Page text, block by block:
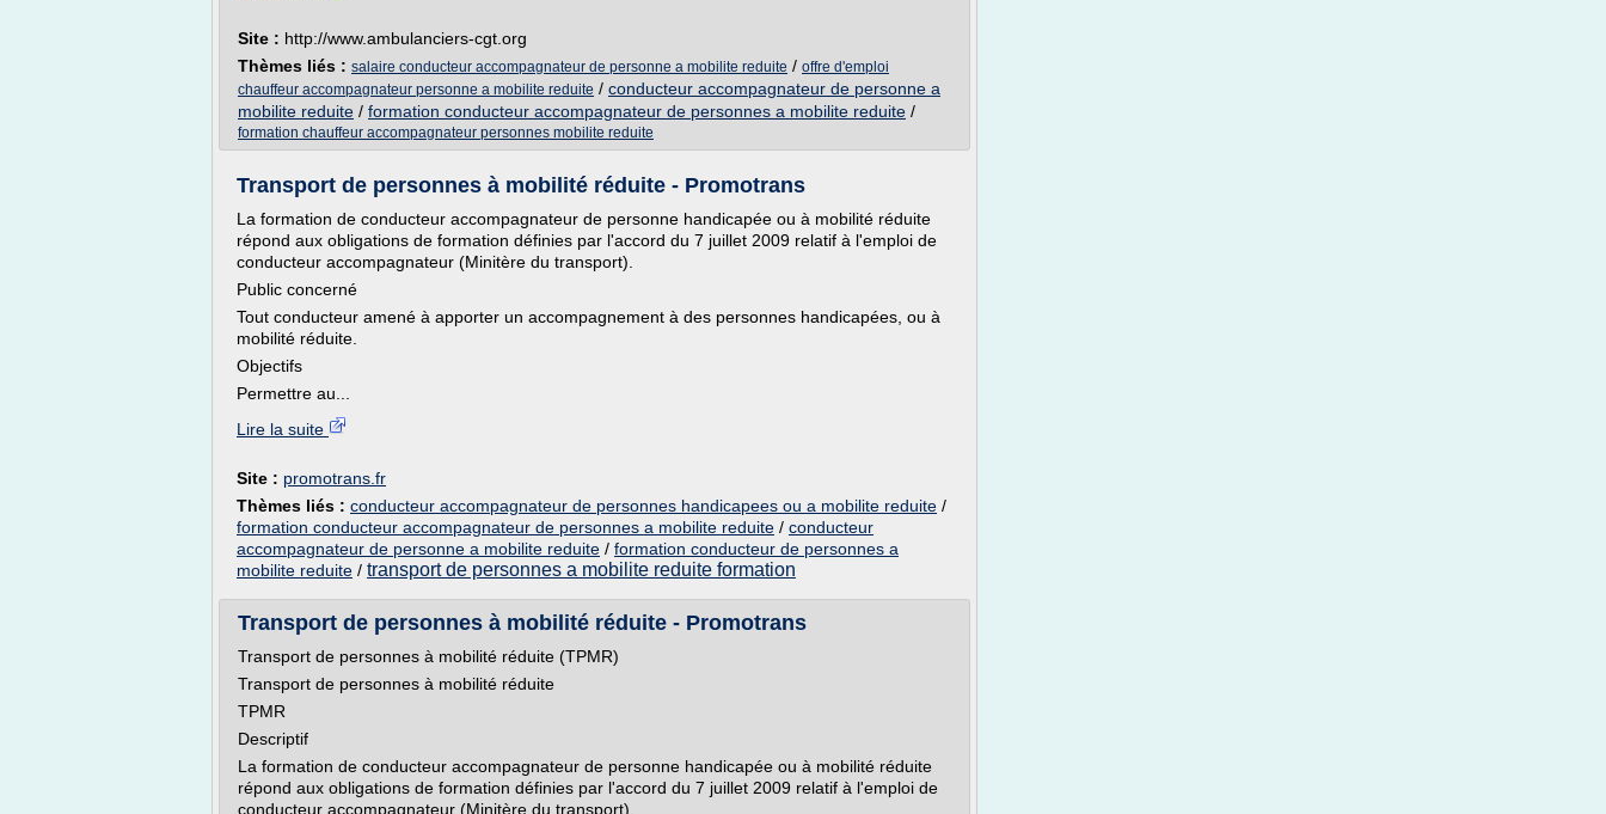
Site : http://www.ambulanciers-cgt.org
Thèmes liés : salaire conducteur accompagnateur de personne a mobilite reduite / offre d'emploi
chauffeur accompagnateur personne a mobilite reduite / conducteur accompagnateur de personne a
mobilite reduite / formation conducteur accompagnateur de personnes a mobilite reduite /
formation chauffeur accompagnateur personnes mobilite reduite
Transport de personnes à mobilité réduite - Promotrans
La formation de conducteur accompagnateur de personne handicapée ou à mobilité réduite
répond aux obligations de formation définies par l'accord du 7 juillet 2009 relatif à l'emploi de
conducteur accompagnateur (Minitère du transport).
Public concerné
Tout conducteur amené à apporter un accompagnement à des personnes handicapées, ou à
mobilité réduite.
Objectifs
Permettre au...
Lire la suite
Site : promotrans.fr
Thèmes liés : conducteur accompagnateur de personnes handicapees ou a mobilite reduite /
formation conducteur accompagnateur de personnes a mobilite reduite / conducteur
accompagnateur de personne a mobilite reduite / formation conducteur de personnes a
mobilite reduite / transport de personnes a mobilite reduite formation
Transport de personnes à mobilité réduite - Promotrans
Transport de personnes à mobilité réduite (TPMR)
Transport de personnes à mobilité réduite
TPMR
Descriptif
La formation de conducteur accompagnateur de personne handicapée ou à mobilité réduite
répond aux obligations de formation définies par l'accord du 7 juillet 2009 relatif à l'emploi de
conducteur accompagnateur (Minitère du transport).